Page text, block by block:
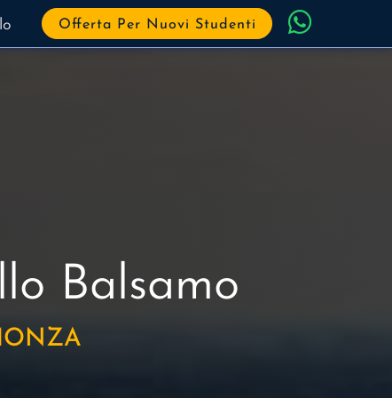
Offerta Per Nuovi Studenti
Balsamo